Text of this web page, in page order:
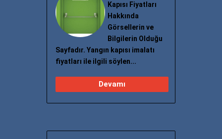
Kapısı Fiyatları
Hakkında
Görsellerin ve
Bilgilerin Olduğu
Sayfadır. Yangın kapısı imalatı
fiyatları ile ilgili söylen...
Devamı